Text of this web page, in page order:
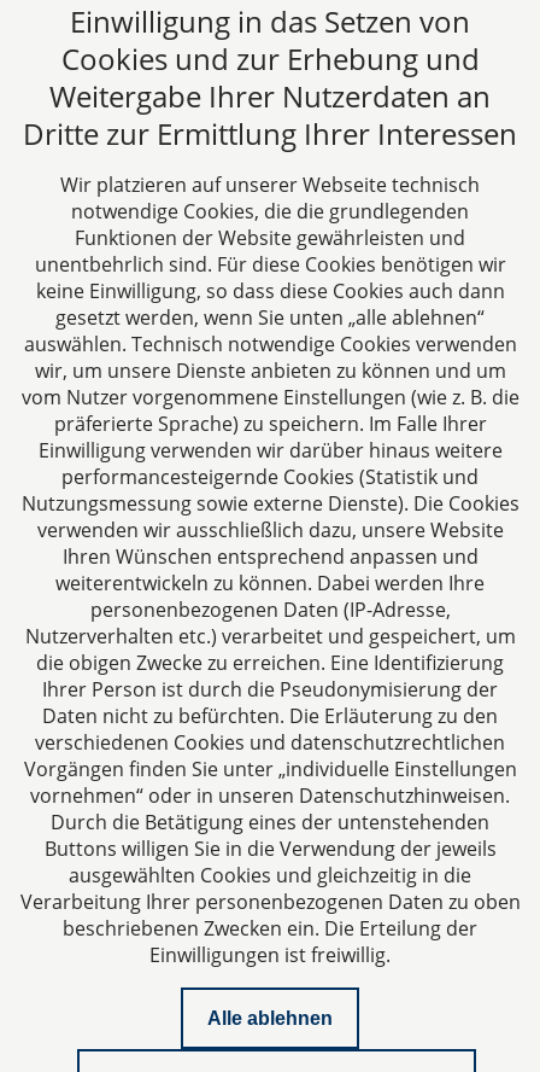
Fax: +49 241 94621-111
E-Mail:
kanzlei@dhk-law.com
Über uns
DH&K ist Ihre erfahrene Wirtschaftskanzlei aus
Aachen. Wir denken unternehmerisch und
verstehen uns als Full-Service-Dienstleister. Rechts-
und Steuerberatung auf höchstem Niveau in einer
persönlichen Beratungs- und Arbeitsatmosphäre
sind die Zielsetzungen unserer täglichen Arbeit.
Folgen Sie uns auf
Das europäische Kanzlei-Netzwerk
Impressum
Datenschutzerklärung
Einwilligung in das Setzen von
Cookies und zur Erhebung und
Weitergabe Ihrer Nutzerdaten an
Dritte zur Ermittlung Ihrer Interessen
Wir platzieren auf unserer Webseite technisch
notwendige Cookies, die die grundlegenden
Funktionen der Website gewährleisten und
unentbehrlich sind. Für diese Cookies benötigen wir
keine Einwilligung, so dass diese Cookies auch dann
gesetzt werden, wenn Sie unten „alle ablehnen“
auswählen. Technisch notwendige Cookies verwenden
wir, um unsere Dienste anbieten zu können und um
vom Nutzer vorgenommene Einstellungen (wie z. B. die
präferierte Sprache) zu speichern. Im Falle Ihrer
Einwilligung verwenden wir darüber hinaus weitere
performancesteigernde Cookies (Statistik und
Nutzungsmessung sowie externe Dienste). Die Cookies
verwenden wir ausschließlich dazu, unsere Website
Ihren Wünschen entsprechend anpassen und
weiterentwickeln zu können. Dabei werden Ihre
personenbezogenen Daten (IP-Adresse,
Nutzerverhalten etc.) verarbeitet und gespeichert, um
die obigen Zwecke zu erreichen. Eine Identifizierung
Ihrer Person ist durch die Pseudonymisierung der
Daten nicht zu befürchten. Die Erläuterung zu den
verschiedenen Cookies und datenschutzrechtlichen
Vorgängen finden Sie unter „individuelle Einstellungen
vornehmen“ oder in unseren Datenschutzhinweisen.
Durch die Betätigung eines der untenstehenden
Buttons willigen Sie in die Verwendung der jeweils
ausgewählten Cookies und gleichzeitig in die
Verarbeitung Ihrer personenbezogenen Daten zu oben
beschriebenen Zwecken ein. Die Erteilung der
Einwilligungen ist freiwillig.
Alle ablehnen